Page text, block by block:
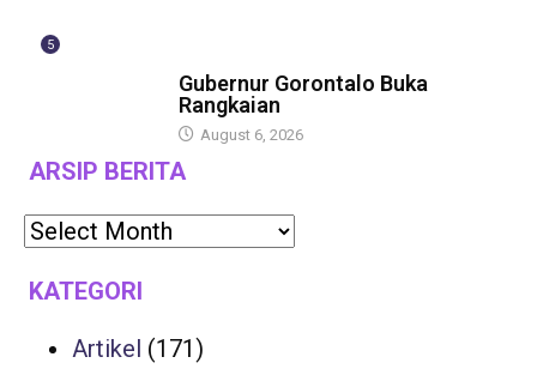
5
Gubernur Gorontalo Buka
Rangkaian
August 6, 2026
ARSIP BERITA
KATEGORI
Artikel (171)